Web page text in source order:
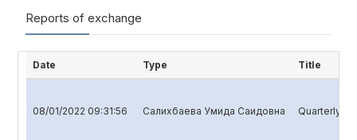
Reports of exchange
Date Type Title
08/01/2022 09:31:56 Салихбаева Умида Саидовна Quarterly